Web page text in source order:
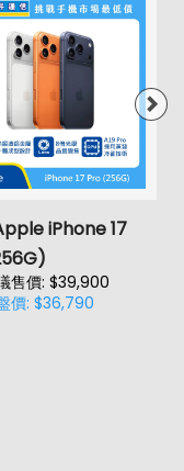
iPhone 17
售價: $39,900
價: $36,790